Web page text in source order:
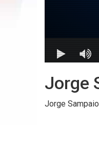
Jorge
Jorge